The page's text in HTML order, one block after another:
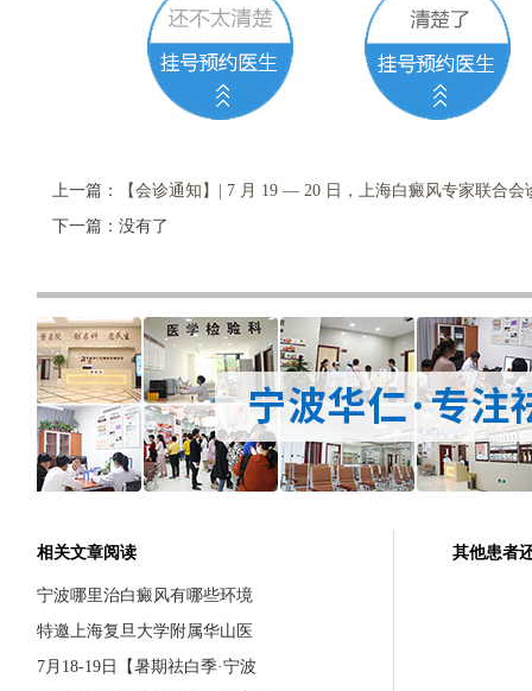
上一篇：
【会诊通知】| 7 月 19 — 20 日，上海白癜风专家联合会
下一篇：没有了
相关文章阅读
宁波哪里治白癜风有哪些环境
特邀上海复旦大学附属华山医
7月18-19日【暑期祛白季·宁波
其他患者